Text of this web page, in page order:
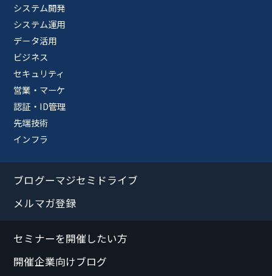
システム開発
システム運用
データ活用
ビジネス
セキュリティ
営業・マーケ
認証・ID管理
先端技術
インフラ
ブログーマジセミドライブ
メルマガ登録
セミナーを開催したい方
開催企業向けブログ